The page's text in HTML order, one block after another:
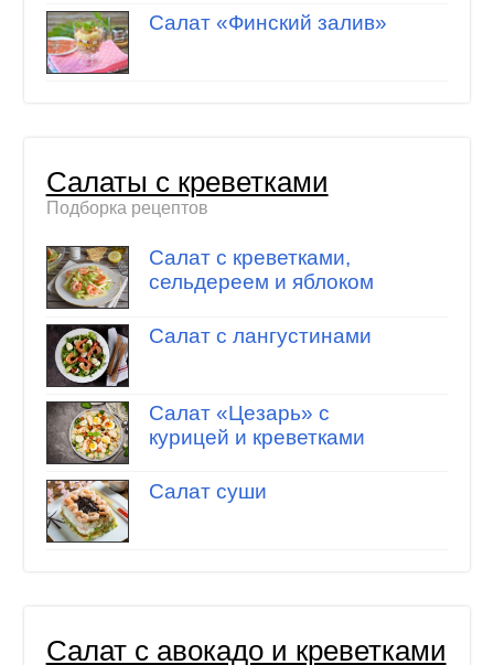
Салат «Финский залив»
Салаты с креветками
Подборка рецептов
Салат с креветками,
сельдереем и яблоком
Салат с лангустинами
Салат «Цезарь» с
курицей и креветками
Салат суши
Салат с авокадо и креветками